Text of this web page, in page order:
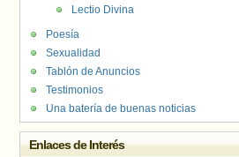
Lectio Divina
Poesía
Sexualidad
Tablón de Anuncios
Testimonios
Una batería de buenas noticias
Enlaces de Interés